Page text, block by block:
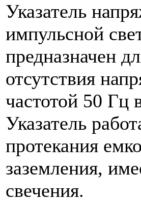
Указатель
импульсной
предназначен
отсутствия
частотой 50
Указатель
протекания
заземления,
свечения.